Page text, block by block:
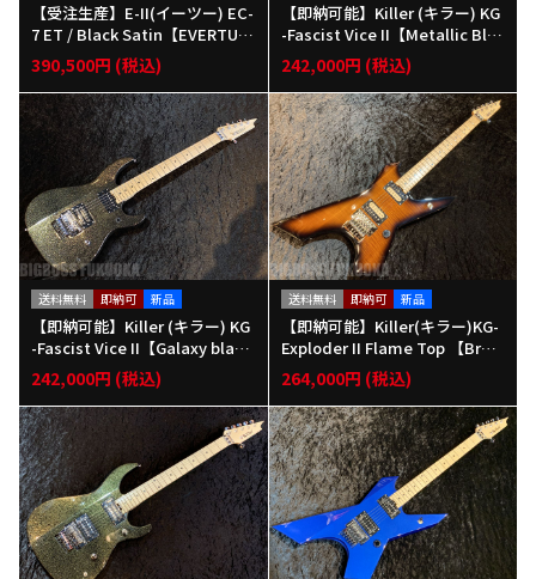
【受注生産】E-II(イーツー) EC-
7 ET / Black Satin【EVERTUN
Eブリッジ搭載】
390,500円 (税込)
【即納可能】Killer (キラー) KG
-Fascist Vice II【Metallic Blu
e】福岡店
242,000円 (税込)
送料無料 即納可 新品
【即納可能】Killer (キラー) KG
-Fascist Vice II【Galaxy blac
k】福岡店
242,000円 (税込)
送料無料 即納可 新品
【即納可能】Killer(キラー)KG-
Exploder II Flame Top 【Brow
n Sunburst】福岡店
264,000円 (税込)